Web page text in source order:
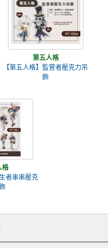
第五人格
【第五人格】監管者壓克力吊
飾
格
者串串壓克